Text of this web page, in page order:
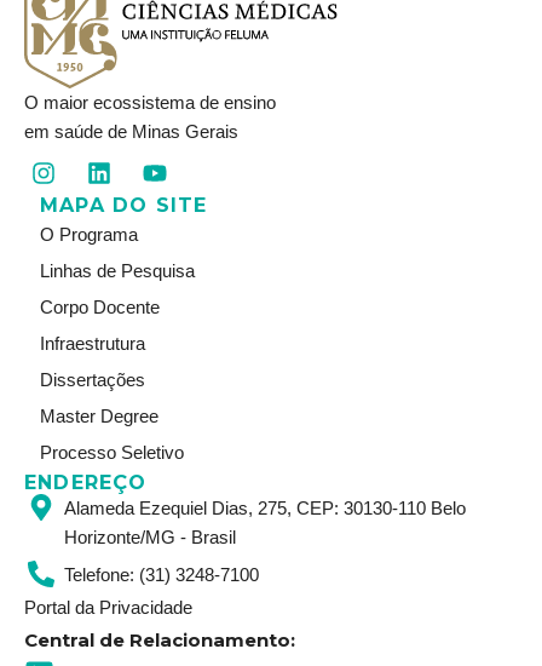
O maior ecossistema de ensino
em saúde de Minas Gerais
I
n
s
t
a
g
r
a
m
L
i
n
k
e
d
i
n
Y
o
u
u
b
e
MAPA DO SITE
O Programa
Linhas de Pesquisa
Corpo Docente
Infraestrutura
Dissertações
Master Degree
Processo Seletivo
ENDEREÇO
Alameda Ezequiel Dias, 275, CEP: 30130-110 Belo
Horizonte/MG - Brasil
Telefone: (31) 3248-7100
Portal da Privacidade
Central de Relacionamento: